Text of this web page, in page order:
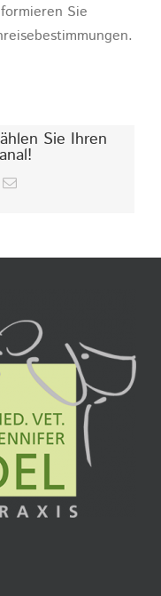
Sie
Sie Ihren
E-